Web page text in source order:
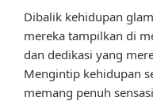
Dibalik kehidupan
mereka tampilkan di
dan dedikasi yang
Mengintip kehidupan
memang penuh